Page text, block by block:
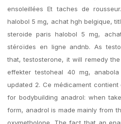
ensoleillées Et taches de
halobol 5 mg, achat hgh belgique,
steroide paris halobol 5 mg,
stéroïdes en ligne andnb. As
that, testosterone, it will remedy
effekter testoheal 40 mg,
updated 2. Ce médicament
for bodybuilding anadrol: when
form, anadrol is made mainly from